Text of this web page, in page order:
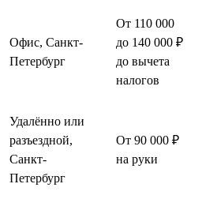
Офис, Санкт-
Петербург
От 110 000
до 140 000 ₽
до вычета
налогов
Удалённо или
разъездной,
Санкт-
Петербург
От 90 000 ₽
на руки